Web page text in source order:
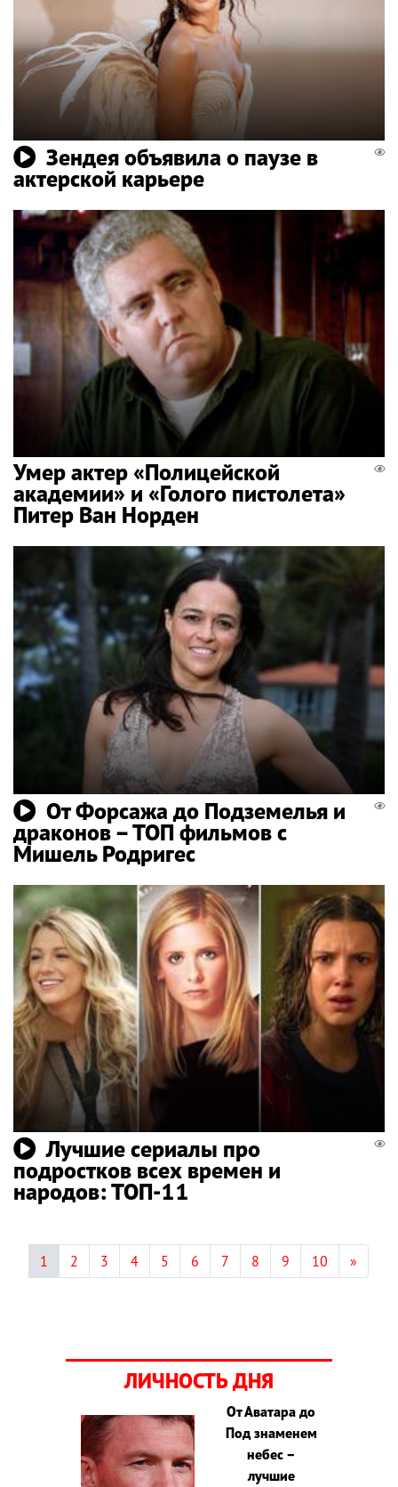
Зендея объявила о паузе в
актерской карьере
Умер актер «Полицейской
академии» и «Голого пистолета»
Питер Ван Норден
От Форсажа до Подземелья и
драконов – ТОП фильмов с
Мишель Родригес
Лучшие сериалы про
подростков всех времен и
народов: ТОП-11
1 2 3 4 5 6 7 8 9 10 »
ЛИЧНОСТЬ ДНЯ
От Аватара до
Под знаменем
небес –
лучшие